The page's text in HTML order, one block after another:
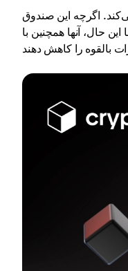
اگرچه این صندوق
حال، آنها همچنین با